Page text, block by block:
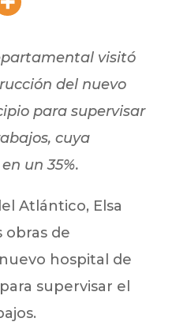
visitó
del nuevo
para supervisar
cuya
un 35%.
Atlántico, Elsa
obras de
hospital de
supervisar el